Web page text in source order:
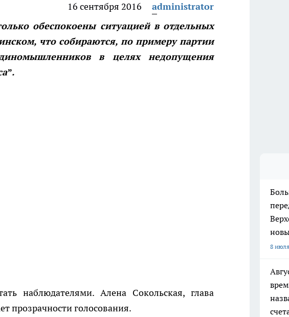
16 сентября 2016
administrator
обеспокоены ситуацией в отдельных
что собираются, по примеру партии
в целях недопущения
наблюдателями. Алена Сокольская, глава
прозрачности голосования.
8 июля